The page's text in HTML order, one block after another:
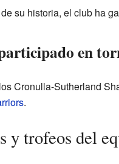
su historia, el club ha
en
Cronulla-Sutherland
.
y trofeos del